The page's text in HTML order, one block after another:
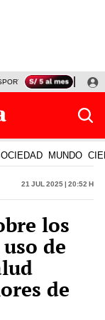
BOYS JORGE
MUNDO
21 Jul 2025 | 20:52 h
los
de
de